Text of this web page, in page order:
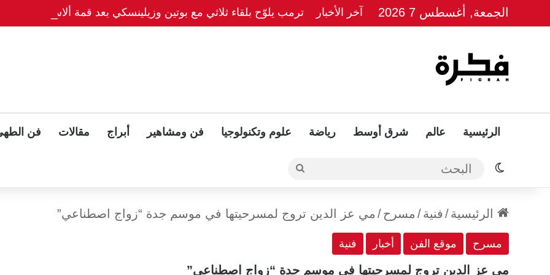
الجمعة, أغسطس 7 2026 آخر الأخبار ترمب يلوّح بلقاء ثلاثي مع بوتين وزيلينسكي بعد قمة ألاسكا
الرئيسية عالم شرق أوسط رياضة علوم وتكنولوجيا فن ومشاهير أبراج مقالات فن
الوضع المظلم البحث
الرئيسية/ فنية/ مسرح/ مي عز الدين تروج لمسرحيتها في موسم جدة “زواج اصطناعي”
مسرح موقع الفن أخبار فنية
مي عز الدين تروج لمسرحيتها في موسم جدة “زواج اصطناعي”